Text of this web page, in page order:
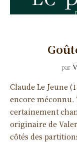
par
Claude Le Jeune
encore méconnu.
certainement
originaire de
côtés des